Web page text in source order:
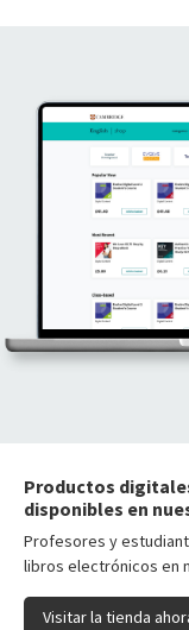
Productos
disponibles en
Profesores y
libros electrónicos en
Visitar la tienda